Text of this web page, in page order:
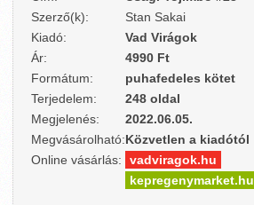
Szerző(k):
Stan Sakai
Kiadó:
Vad Virágok
Ár:
4990 Ft
Formátum:
puhafedeles kötet
Terjedelem:
248 oldal
Megjelenés:
2022.06.05.
Megvásárolható:Közvetlen a kiadótól
Online vásárlás:
vadviragok.hu
kepregenymarket.hu